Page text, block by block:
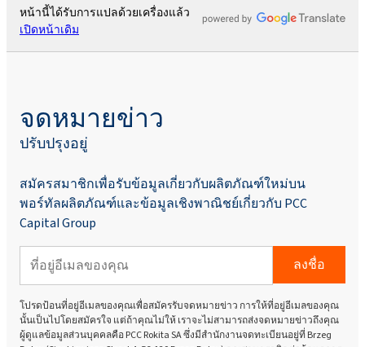
หน้านี้ได้รับการแปลด้วยเครื่องแล้ว
เปิดหน้าเดิม
จดหมายข่าว
ปรับปรุงอยู่
สมัครสมาชิกเพื่อรับข้อมูลเกี่ยวกับผลิตภัณฑ์ใหม่บน
พอร์ทัลผลิตภัณฑ์และข้อมูลเชิงพาณิชย์เกี่ยวกับ PCC
Capital Group
ลงชื่อ
โปรดป้อนที่อยู่อีเมลของคุณเพื่อสมัครรับจดหมายข่าว การให้ที่อยู่อีเมลของคุณ
นั้นเป็นไปโดยสมัครใจ แต่ถ้าคุณไม่ให้ เราจะไม่สามารถส่งจดหมายข่าวถึงคุณ
ผู้ดูแลข้อมูลส่วนบุคคลคือ PCC Rokita SA ซึ่งมีสำนักงานจดทะเบียนอยู่ที่ Brzeg